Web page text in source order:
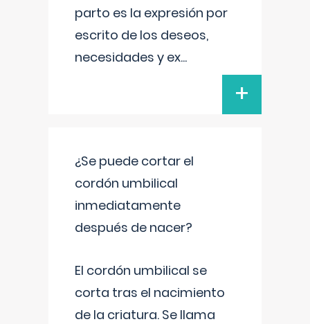
parto es la expresión por
escrito de los deseos,
necesidades y ex...
+
¿Se puede cortar el
cordón umbilical
inmediatamente
después de nacer?
El cordón umbilical se
corta tras el nacimiento
de la criatura. Se llama